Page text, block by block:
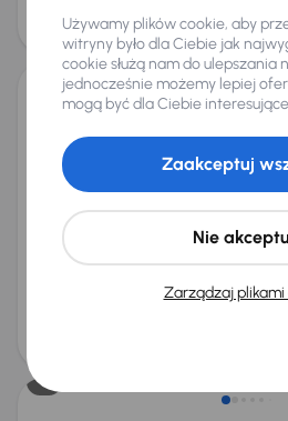
115 000 zł
Taniej o 5 000 zł
Volvo XC60 B5 AWD
111 567 kmAutomatBenzyna +
Książka serwisowa
+8 kolejnych
na miarę
Najniższa cena z 30 dni przed
Używamy plików cookie, aby
witryny było dla Ciebie jak
cookie służą nam do ulepszania
jednocześnie możemy lepiej
mogą być dla Ciebie
Zarządzaj plikami
Nie
Zaakceptuj